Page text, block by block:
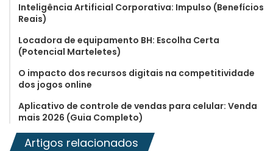
Inteligência Artificial Corporativa: Impulso (Benefícios
Reais)
Locadora de equipamento BH: Escolha Certa
(Potencial Marteletes)
O impacto dos recursos digitais na competitividade
dos jogos online
Aplicativo de controle de vendas para celular: Venda
mais 2026 (Guia Completo)
Artigos relacionados